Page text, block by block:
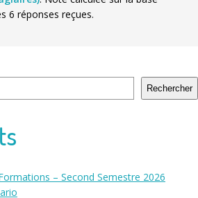
6 réponses reçues.
Rechercher
– Second Semestre 2026